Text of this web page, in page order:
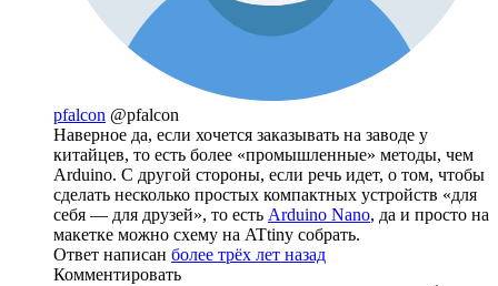
pfalcon @pfalcon
Наверное да, если хочется заказывать на заводе у
китайцев, то есть более «промышленные» методы, чем
Arduino. С другой стороны, если речь идет, о том, чтобы
сделать несколько простых компактных устройств «для
себя — для друзей», то есть Arduino Nano, да и просто на
макетке можно схему на ATtiny собрать.
Ответ написан более трёх лет назад
Комментировать